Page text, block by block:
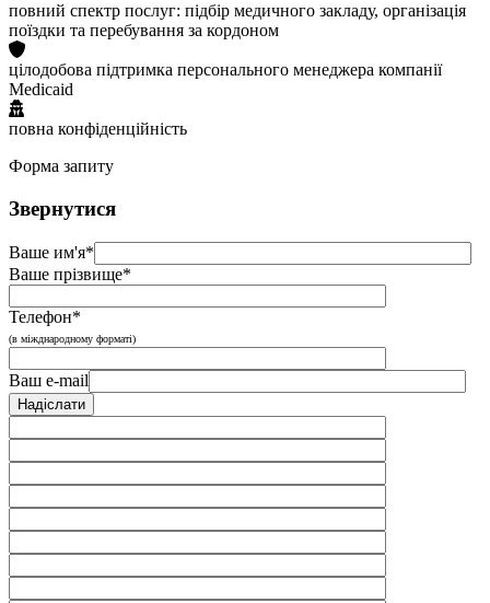
повний спектр послуг: підбір медичного закладу, організація
поїздки та перебування за кордоном
цілодобова підтримка персонального менеджера компанії
Medicaid
повна конфіденційність
Форма запиту
Звернутися
Ваше им'я*
Ваше прізвище*
Телефон*
(в міжднародному форматі)
Ваш e-mail